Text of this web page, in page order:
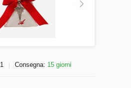
Consegna: 15 giorni